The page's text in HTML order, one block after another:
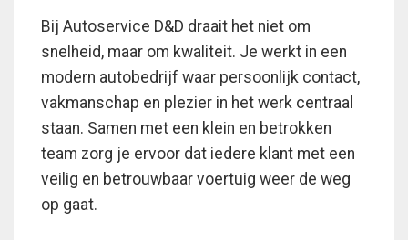
Bij Autoservice D&D draait het niet om
snelheid, maar om kwaliteit. Je werkt in een
modern autobedrijf waar persoonlijk contact,
vakmanschap en plezier in het werk centraal
staan. Samen met een klein en betrokken
team zorg je ervoor dat iedere klant met een
veilig en betrouwbaar voertuig weer de weg
op gaat.